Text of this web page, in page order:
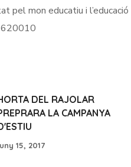
pel mon educatiu i
DEL RAJOLAR
LA CAMPANYA
15, 2017